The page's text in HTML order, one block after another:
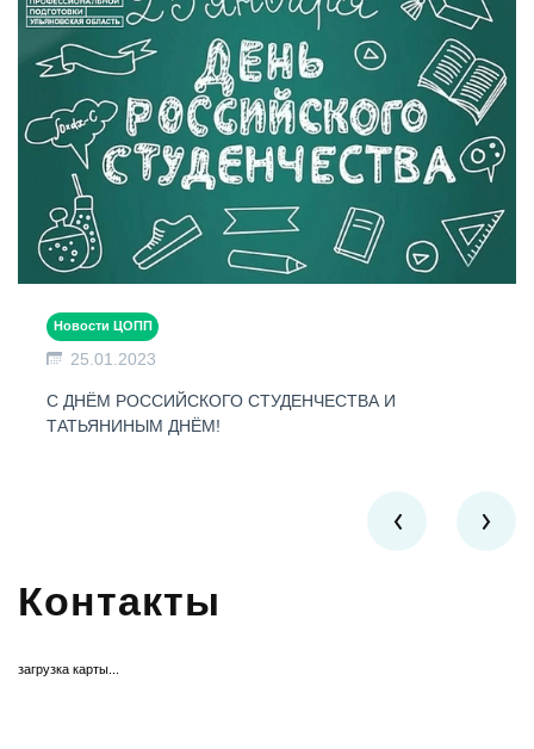
Новости ЦОПП
25.01.2023
С ДНЁМ РОССИЙСКОГО СТУДЕНЧЕСТВА И
ТАТЬЯНИНЫМ ДНЁМ!
Контакты
загрузка карты...